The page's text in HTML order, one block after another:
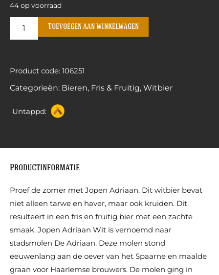
44 op voorraad
Toevoegen aan winkelwagen
Product code: 106251
Categorieën: Bieren, Fris & Fruitig, Witbier
Untappd:
Productinformatie
Proef de zomer met Jopen Adriaan. Dit witbier bevat
niet alleen tarwe en haver, maar ook kruiden. Dit
resulteert in een fris en fruitig bier met een zachte
smaak. Jopen Adriaan Wit is vernoemd naar
stadsmolen De Adriaan. Deze molen stond
eeuwenlang aan de oever van het Spaarne en maalde
graan voor Haarlemse brouwers. De molen ging in